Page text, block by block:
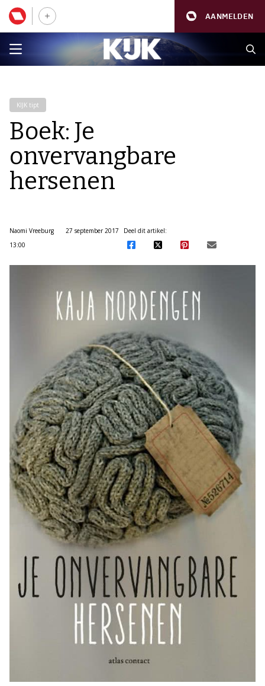
AANMELDEN
KIJK tipt
Boek: Je
onvervangbare
hersenen
Naomi Vreeburg
27 september 2017
13:00
Deel dit artikel: